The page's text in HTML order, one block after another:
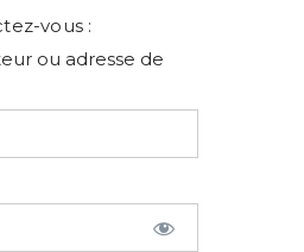
vous :
ou adresse de